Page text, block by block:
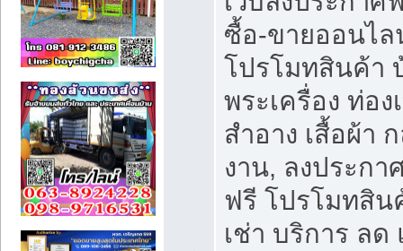
ซื้อ-ขายออนไล
โปรโมทสินค้า
พระเครื่อง ท่อง
สำอาง เสื้อผ้า
งาน, ลงประก
ฟรี โปรโมทสิ
เช่า บริการ ลด